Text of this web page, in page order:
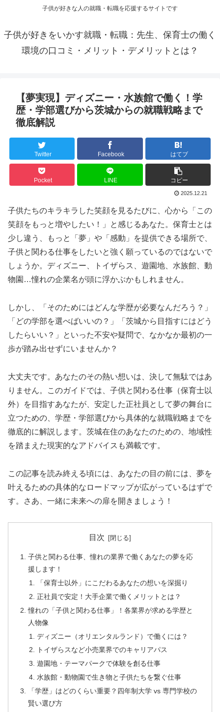
子供が好きな人の就職・転職を応援するサイトです
子供が好きをいかす就職・転職：先生、保育士の働く
環境の口コミ・メリット・デメリットとは？
【夢実現】ディズニー・水族館で働く！学
歴・学部選びから茨城からの就職戦略まで
徹底解説
Twitter Facebook はてブ
Pocket LINE コピー
2025.12.21
子供たちのキラキラした笑顔を見るたびに、心から「この
笑顔をもっと増やしたい！」と感じるあなた。保育士とは
少し違う、もっと「夢」や「感動」を提供できる場所で、
子供と関わる仕事をしたいと強く願っているのではないで
しょうか。ディズニー、トイザらス、遊園地、水族館、動
物園…憧れの企業名が頭に浮かぶかもしれません。
しかし、「そのためにはどんな学歴が必要なんだろう？」
「どの学部を選べばいいの？」「茨城から目指すにはどう
したらいい？」といった不安や疑問で、なかなか最初の一
歩が踏み出せずにいませんか？
大丈夫です。あなたのその熱い想いは、決して無駄ではあ
りません。このガイドでは、子供と関わる仕事（保育士以
外）を目指すあなたが、安定した正社員として夢の舞台に
立つための、学歴・学部選びから具体的な就職戦略までを
徹底的に解説します。茨城在住のあなたのための、地域性
を踏まえた現実的なアドバイスも満載です。
この記事を読み終える頃には、あなたの目の前には、夢を
叶えるための具体的なロードマップが広がっているはずで
す。さあ、一緒に未来への扉を開きましょう！
目次
子供と関わる仕事、憧れの業界で働くあなたの夢を応
援します！
「保育士以外」にこだわるあなたの想いを深掘り
正社員で安定！大手企業で働くメリットとは？
憧れの「子供と関わる仕事」！各業界が求める学歴と
人物像
ディズニー（オリエンタルランド）で働くには？
トイザらスなど小売業界でのキャリアパス
遊園地・テーマパークで体験を創る仕事
水族館・動物園で生き物と子供たちを繋ぐ仕事
「学歴」はどのくらい重要？四年制大学 vs 専門学校の
賢い選び方